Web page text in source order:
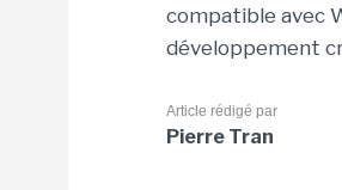
compatible avec
développement
Article rédigé par
Pierre Tran